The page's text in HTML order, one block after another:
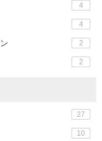
4
4
2
2
27
10